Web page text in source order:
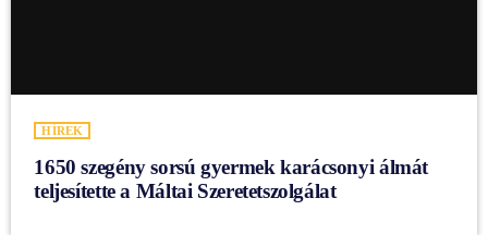
HÍREK
1650 szegény sorsú gyermek karácsonyi álmát
teljesítette a Máltai Szeretetszolgálat